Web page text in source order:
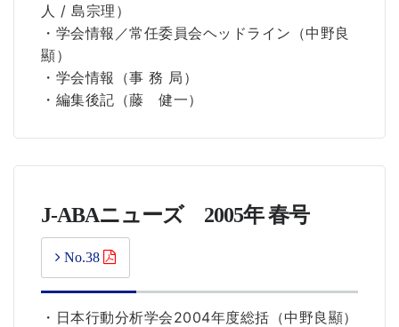
人 / 島宗理）
・学会情報／常任委員会ヘッドライン（中野良
顯）
・学会情報（事 務 局）
・編集後記（藤 健一）
J-ABAニューズ 2005年 春号
No.38
・日本行動分析学会2004年度総括（中野良顯）